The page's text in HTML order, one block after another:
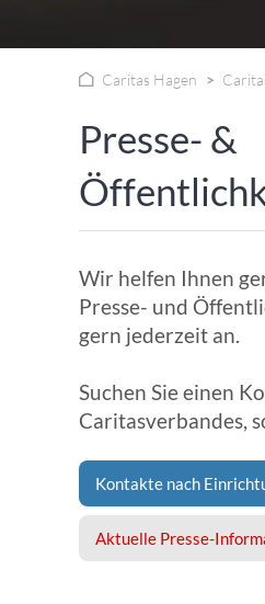
Caritas Hagen
Presse- &
Wir helfen Ihnen
Presse- und
gern jederzeit an.
Suchen Sie einen
Caritasverbandes,
Kontakte nach
Aktuelle Presse-